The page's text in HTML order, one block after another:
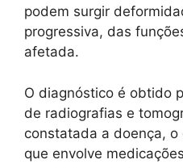
podem surgir
progressiva, das
afetada.
O diagnóstico é obtido
de radiografias e
constatada a doença,
que envolve